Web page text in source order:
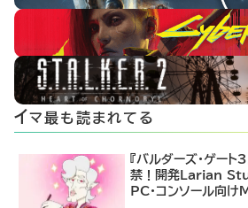
イマ最も読まれてる
『バルダーズ・ゲー
禁！開発Larian
PC・コンソール向